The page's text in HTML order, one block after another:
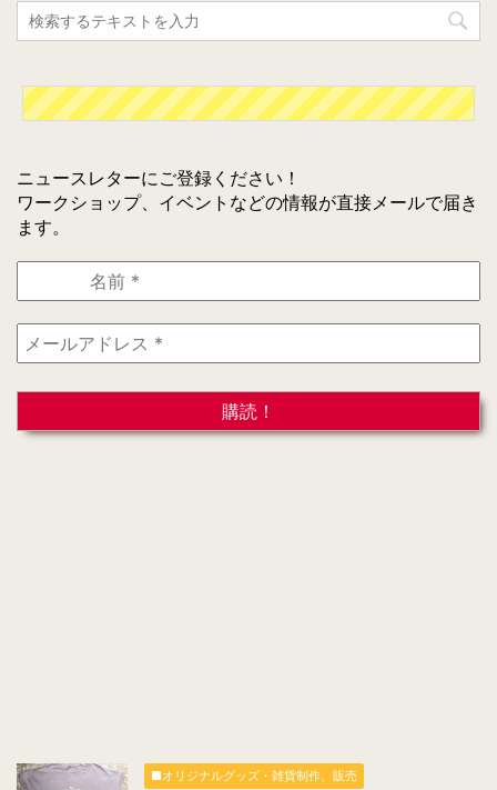
ニュースレターにご登録ください！
ワークショップ、イベントなどの情報が直接メールで届き
ます。
前
*
ー
ド
■オリジナルグッズ・雑貨制作、販売